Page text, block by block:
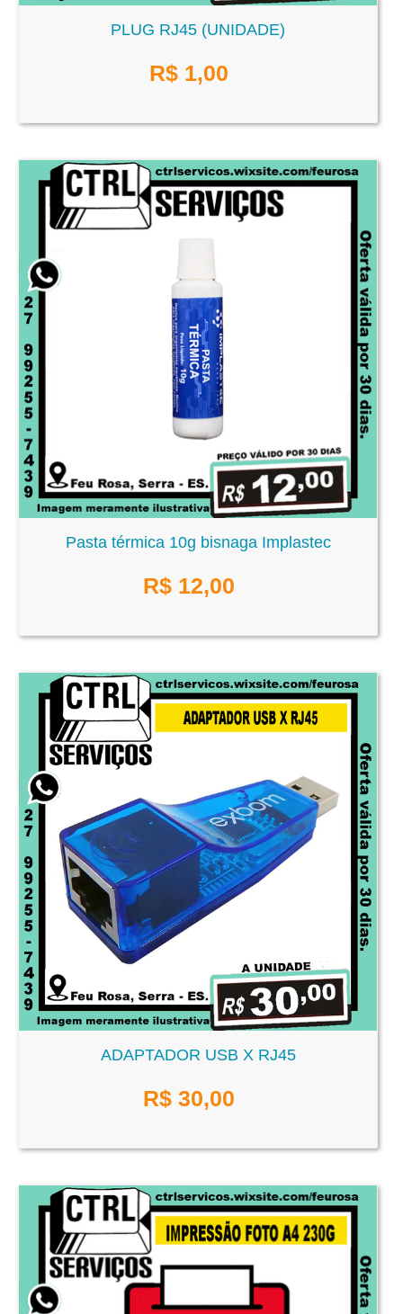
PLUG RJ45 (UNIDADE)
R$ 1,00
Pasta térmica 10g bisnaga Implastec
R$ 12,00
ADAPTADOR USB X RJ45
R$ 30,00